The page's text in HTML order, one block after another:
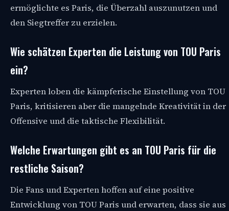
ermöglichte es Paris, die Überzahl auszunutzen und
den Siegtreffer zu erzielen.
Wie schätzen Experten die Leistung von TOU Paris
ein?
Experten loben die kämpferische Einstellung von TOU
Paris, kritisieren aber die mangelnde Kreativität in der
Offensive und die taktische Flexibilität.
Welche Erwartungen gibt es an TOU Paris für die
restliche Saison?
Die Fans und Experten hoffen auf eine positive
Entwicklung von TOU Paris und erwarten, dass sie aus